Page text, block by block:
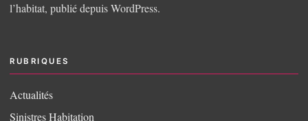
l’habitat, publié depuis WordPress.
RUBRIQUES
Actualités
Sinistres Habitation